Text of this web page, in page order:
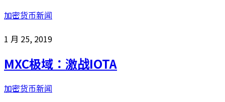
加密货币新闻
1 月 25, 2019
MXC极域：激战IOTA
加密货币新闻